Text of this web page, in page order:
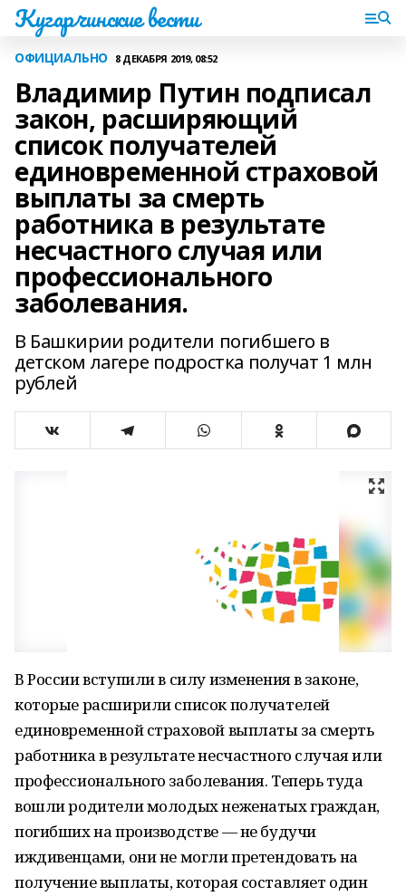
Кугарчинские вести
ОФИЦИАЛЬНО 8 ДЕКАБРЯ 2019, 08:52
Владимир Путин подписал
закон, расширяющий
список получателей
единовременной страховой
выплаты за смерть
работника в результате
несчастного случая или
профессионального
заболевания.
В Башкирии родители погибшего в
детском лагере подростка получат 1 млн
рублей
В России вступили в силу изменения в законе,
которые расширили список получателей
единовременной страховой выплаты за смерть
работника в результате несчастного случая или
профессионального заболевания. Теперь туда
вошли родители молодых неженатых граждан,
погибших на производстве — не будучи
иждивенцами, они не могли претендовать на
получение выплаты, которая составляет один